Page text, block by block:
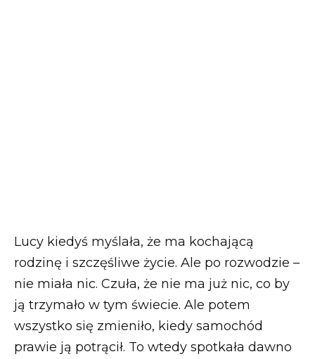
Lucy kiedyś myślała, że ma kochającą
rodzinę i szczęśliwe życie. Ale po rozwodzie –
nie miała nic. Czuła, że nie ma już nic, co by
ją trzymało w tym świecie. Ale potem
wszystko się zmieniło, kiedy samochód
prawie ją potrącił. To wtedy spotkała dawno